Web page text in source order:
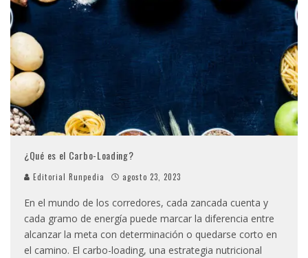
¿Qué es el Carbo-Loading?
Editorial Runpedia agosto 23, 2023
En el mundo de los corredores, cada zancada cuenta y
cada gramo de energía puede marcar la diferencia entre
alcanzar la meta con determinación o quedarse corto en
el camino. El carbo-loading, una estrategia nutricional